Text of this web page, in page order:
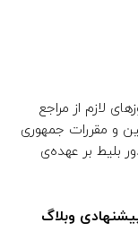
لازم از مراجع
و مقررات جمهوری
بلیط بر عهده‌ی
وبلاگ